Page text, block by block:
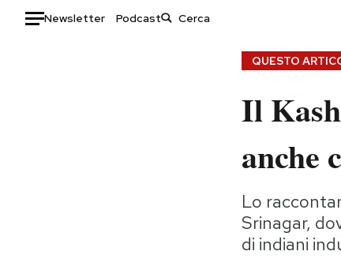
Newsletter Podcast
Storie/Idee
Ok Boomer!
QUESTO
Il
anche
Lo
Srinagar,
di indiani